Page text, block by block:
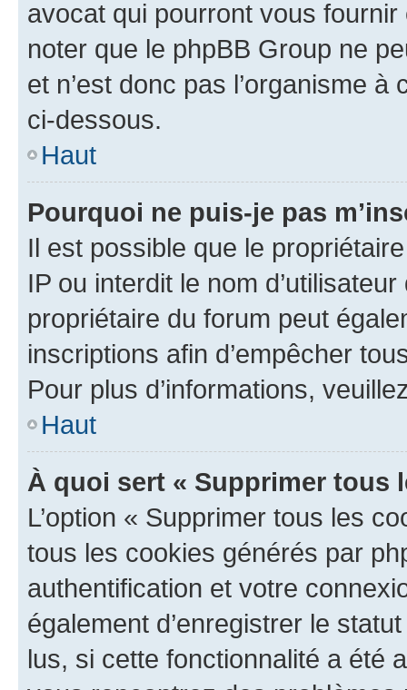
avocat qui pourront vous
noter que le phpBB Group ne
et n’est donc pas l’organisme
ci-dessous.
Haut
Pourquoi ne puis-je pas
Il est possible que le
IP ou interdit le nom
propriétaire du forum peut
inscriptions afin d’empêcher
Pour plus d’informations,
Haut
À quoi sert « Supprimer tous
L’option « Supprimer tous les
tous les cookies générés par
authentification et votre
également d’enregistrer le
lus, si cette fonctionnalité a été